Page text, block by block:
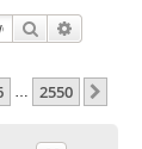
Zoek
2550